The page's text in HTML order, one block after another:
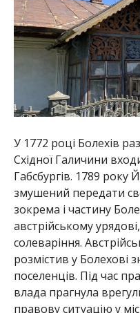
У 1772 році Болехів
Східної Галичини
Габсбургів. 1789
змушений передати
зокрема і частину
австрійському
солеваріння.
розмістив у Болехові
поселенців. Під час
влада прагнула
правову ситуацію у